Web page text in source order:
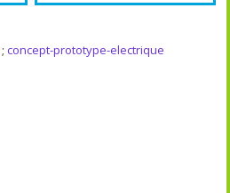
;concept-prototype-electrique